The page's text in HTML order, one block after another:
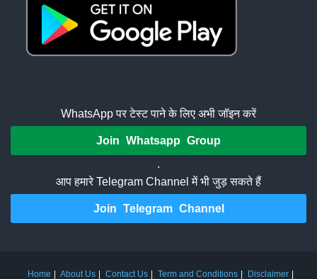
WhatsApp पर टेस्ट पाने के लिए अभी जॉइन करें
Join Whatsapp Group
.
आप हमारे Telegram Channel में भी जुड़ सकते हैं
Join Telegram Channel
Home About Us Contact Us Term and Conditions Disclaimer